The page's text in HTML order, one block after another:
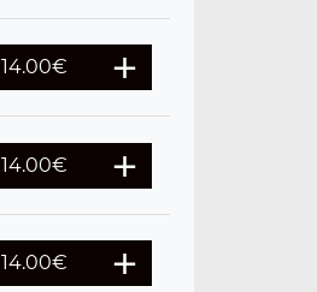
14.00€
14.00€
14.00€